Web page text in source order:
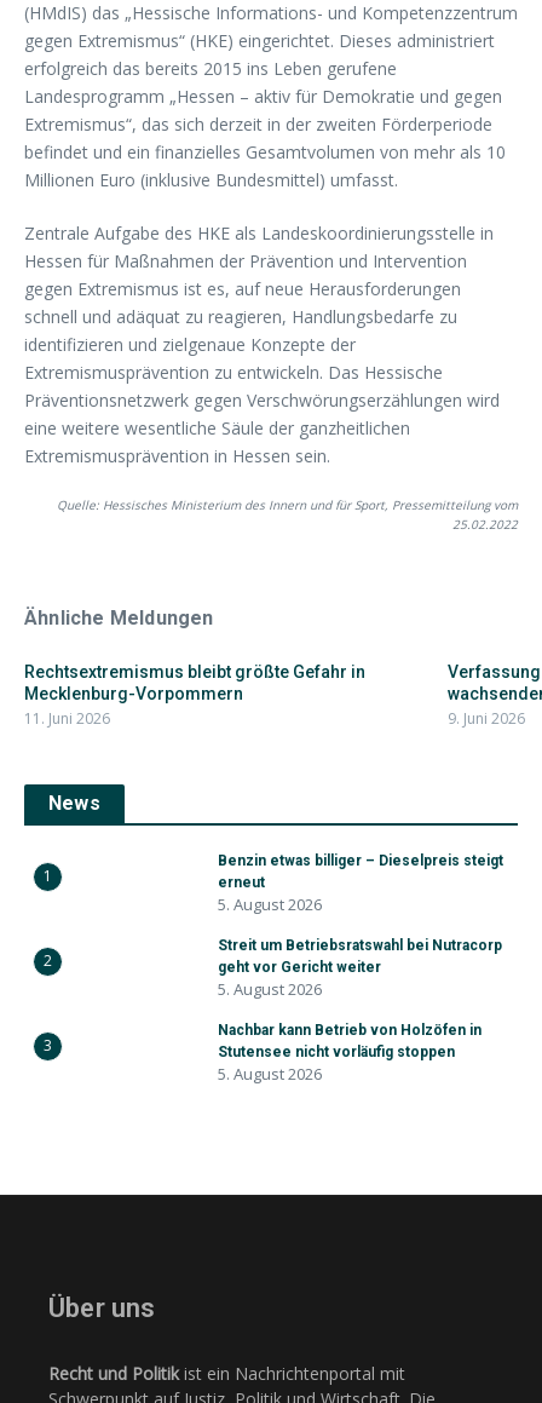
(HMdIS) das „Hessische Informations- und Kompetenzzentrum
gegen Extremismus“ (HKE) eingerichtet. Dieses administriert
erfolgreich das bereits 2015 ins Leben gerufene
Landesprogramm „Hessen – aktiv für Demokratie und gegen
Extremismus“, das sich derzeit in der zweiten Förderperiode
befindet und ein finanzielles Gesamtvolumen von mehr als 10
Millionen Euro (inklusive Bundesmittel) umfasst.
Zentrale Aufgabe des HKE als Landeskoordinierungsstelle in
Hessen für Maßnahmen der Prävention und Intervention
gegen Extremismus ist es, auf neue Herausforderungen
schnell und adäquat zu reagieren, Handlungsbedarfe zu
identifizieren und zielgenaue Konzepte der
Extremismusprävention zu entwickeln. Das Hessische
Präventionsnetzwerk gegen Verschwörungserzählungen wird
eine weitere wesentliche Säule der ganzheitlichen
Extremismusprävention in Hessen sein.
Quelle: Hessisches Ministerium des Innern und für Sport, Pressemitteilung vom
25.02.2022
Ähnliche Meldungen
Rechtsextremismus bleibt größte Gefahr in
Mecklenburg-Vorpommern
11. Juni 2026 9. Juni 2026
News
1
Benzin etwas billiger – Dieselpreis steigt
erneut
5. August 2026
2
Streit um Betriebsratswahl bei Nutracorp
geht vor Gericht weiter
5. August 2026
3
Nachbar kann Betrieb von Holzöfen in
Stutensee nicht vorläufig stoppen
5. August 2026
Über uns
Recht und Politikist ein Nachrichtenportal mit